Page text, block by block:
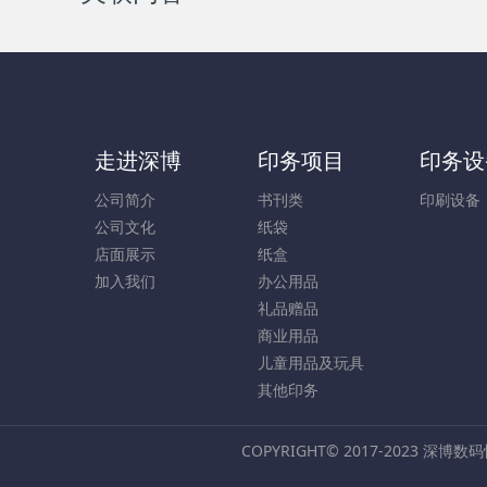
走进深博
公司简介
公司文化
店面展示
加入我们
印务项目
书刊类
纸袋
纸盒
办公用品
礼品赠品
商业用品
儿童用品及玩具
其他印务
印务
印刷设备
COPYRIGHT© 2017-2023 深博数